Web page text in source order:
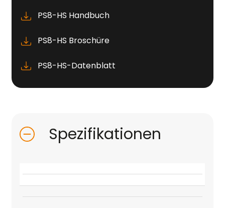
PS8-HS Handbuch
PS8-HS Broschüre
PS8-HS-Datenblatt
Spezifikationen